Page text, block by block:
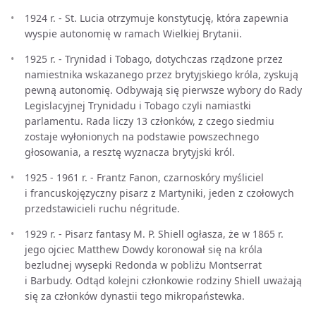
1924 r. - St. Lucia otrzymuje konstytucję, która zapewnia
wyspie autonomię w ramach Wielkiej Brytanii.
1925 r. - Trynidad i Tobago, dotychczas rządzone przez
namiestnika wskazanego przez brytyjskiego króla, zyskują
pewną autonomię. Odbywają się pierwsze wybory do Rady
Legislacyjnej Trynidadu i Tobago czyli namiastki
parlamentu. Rada liczy 13 członków, z czego siedmiu
zostaje wyłonionych na podstawie powszechnego
głosowania, a resztę wyznacza brytyjski król.
1925 - 1961 r. - Frantz Fanon, czarnoskóry myśliciel
i francuskojęzyczny pisarz z Martyniki, jeden z czołowych
przedstawicieli ruchu négritude.
1929 r. - Pisarz fantasy M. P. Shiell ogłasza, że w 1865 r.
jego ojciec Matthew Dowdy koronował się na króla
bezludnej wysepki Redonda w pobliżu Montserrat
i Barbudy. Odtąd kolejni członkowie rodziny Shiell uważają
się za członków dynastii tego mikropaństewka.